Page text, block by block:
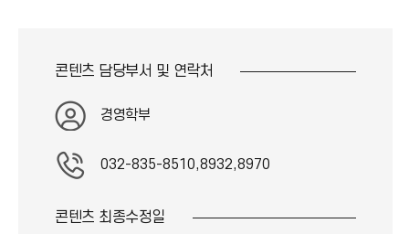
콘텐츠 담당부서 및 연락처
경영학부
032-835-8510,8932,8970
콘텐츠 최종수정일